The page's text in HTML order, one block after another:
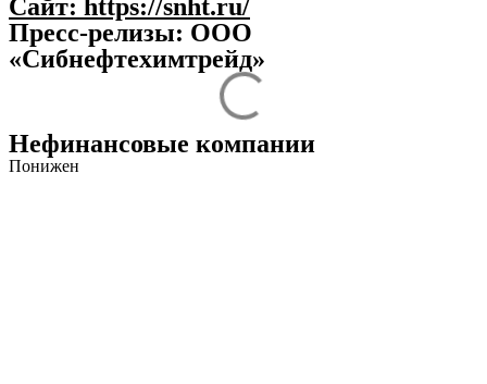
Сайт: https://snht.ru/
Пресс-релизы: ООО
«Сибнефтехимтрейд»
Нефинансовые компании
Понижен